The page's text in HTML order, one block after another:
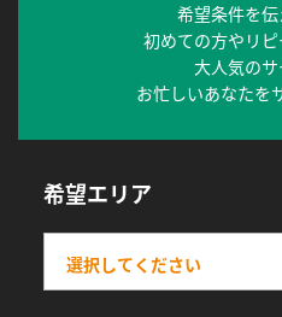
希望条件を伝
初めての方やリ
大人気のサ
お忙しいあなたを
希望エリア